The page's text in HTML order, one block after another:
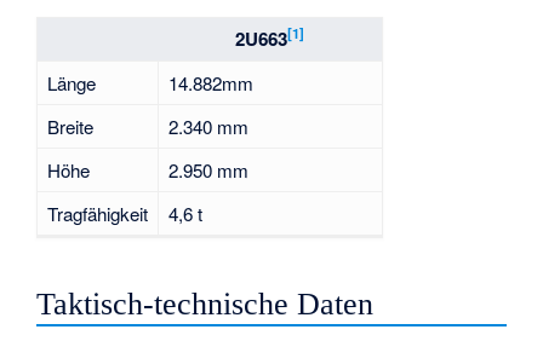
2U663[1]
Länge
14.882mm
Breite
2.340 mm
Höhe
2.950 mm
Tragfähigkeit
4,6 t
Taktisch-technische Daten